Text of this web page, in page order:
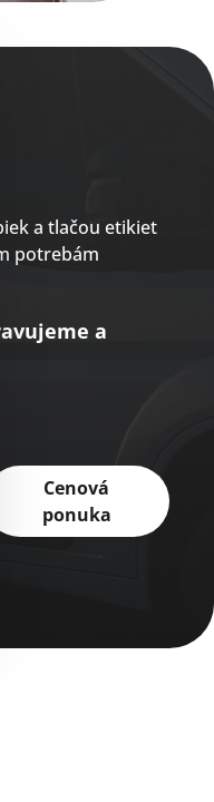
a tlačou etikiet
potrebám
a
Cenová
ponuka